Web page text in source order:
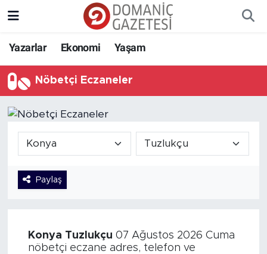
Yazarlar Ekonomi Yaşam
Nöbetçi Eczaneler
Paylaş
Konya Tuzlukçu 07 Ağustos 2026 Cuma
nöbetçi eczane adres, telefon ve